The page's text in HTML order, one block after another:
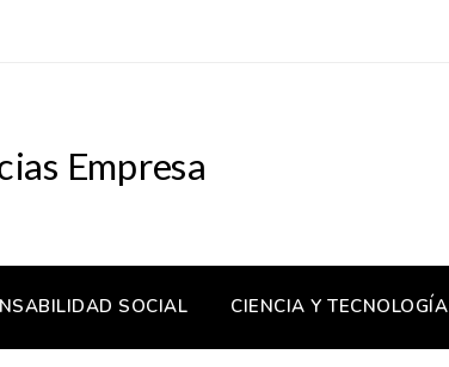
SOCIAL CIENCIA Y TECNOLOGÍA